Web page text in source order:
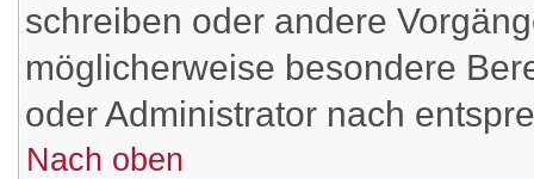
schreiben oder andere
möglicherweise besondere
oder Administrator nach
Nach oben